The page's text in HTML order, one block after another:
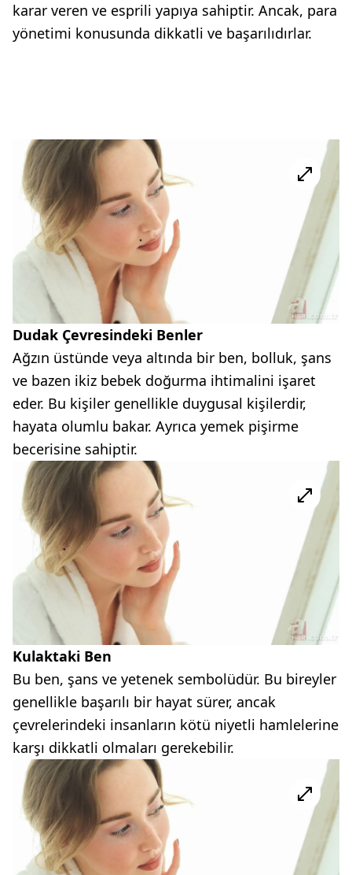
karar veren ve esprili yapıya sahiptir. Ancak, para
yönetimi konusunda dikkatli ve başarılıdırlar.
Dudak Çevresindeki Benler
Ağzın üstünde veya altında bir ben, bolluk, şans
ve bazen ikiz bebek doğurma ihtimalini işaret
eder. Bu kişiler genellikle duygusal kişilerdir,
hayata olumlu bakar. Ayrıca yemek pişirme
becerisine sahiptir.
Kulaktaki Ben
Bu ben, şans ve yetenek sembolüdür. Bu bireyler
genellikle başarılı bir hayat sürer, ancak
çevrelerindeki insanların kötü niyetli hamlelerine
karşı dikkatli olmaları gerekebilir.